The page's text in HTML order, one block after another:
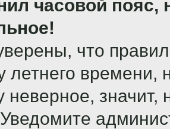
часовой пояс,
что
летнего
неверное, значит,